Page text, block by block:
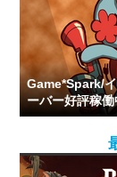
Game*Spark/
ーバー好評稼働